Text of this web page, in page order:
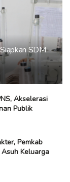
SDM
Akselerasi
Publik
Pemkab
Keluarga